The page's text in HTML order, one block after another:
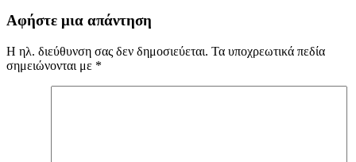
Αφήστε μια απάντηση
Η ηλ. διεύθυνση σας δεν δημοσιεύεται. Τα υποχρεωτικά πεδία
σημειώνονται με *